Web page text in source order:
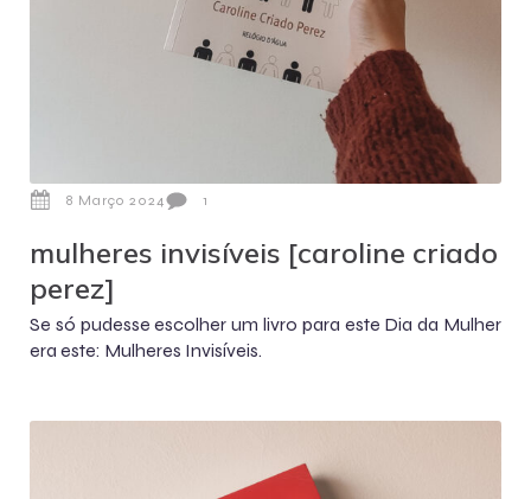
8 Março 2024 1
mulheres invisíveis [caroline criado
perez]
Se só pudesse escolher um livro para este Dia da Mulher
era este: Mulheres Invisíveis.